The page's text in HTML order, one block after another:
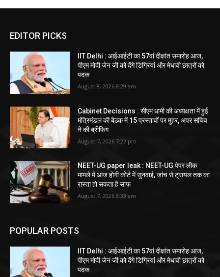
EDITOR PICKS
IIT Delhi : आईआईटी का 57वां दीक्षांत समारोह आज,
पीएम मोदी जेन जी को देंगे डिग्रियां और मेधावी छात्रों को
पदक
August 8, 2026 8:29 am
Cabinet Decisions : सीएम धामी की अध्यक्षता में हुई
मंत्रिमंडल की बैठक में 15 प्रस्तावों पर मुहर, अपर सचिव
ने की ब्रीफिंग
August 7, 2026 7:27 pm
NEET-UG paper leak : NEET-UG पेपर लीक
मामले में आज होगी कोर्ट में सुनवाई, जांच से ट्रायल तक का
रास्ता हो सकता है साफ
August 7, 2026 8:33 am
POPULAR POSTS
IIT Delhi : आईआईटी का 57वां दीक्षांत समारोह आज,
पीएम मोदी जेन जी को देंगे डिग्रियां और मेधावी छात्रों को
पदक